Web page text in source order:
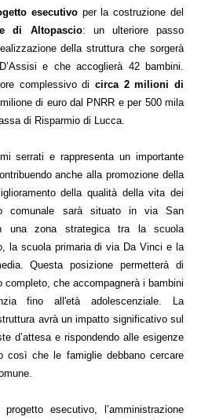
esecutivo
di Altopascio: un ulteriore passo
della struttura che sorgerà
e che accoglierà 42 bambini.
complessivo di circa 2 milioni di
di euro dal PNRR e per 500 mila
di Risparmio di Lucca.
serrati e rappresenta un importante
anche alla promozione della
della qualità della vita dei
comunale sarà situato in via San
una zona strategica tra la scuola
la scuola primaria di via Da Vinci e la
Questa posizione permetterà di
completo, che accompagnerà i bambini
fino all'età adolescenziale. La
avrà un impatto significativo sul
d’attesa e rispondendo alle esigenze
così che le famiglie debbano cercare
esecutivo, l’amministrazione